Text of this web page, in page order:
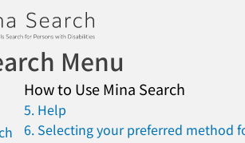
Menu
How to Use Mina Search
5. Help
6. Selecting your preferred method